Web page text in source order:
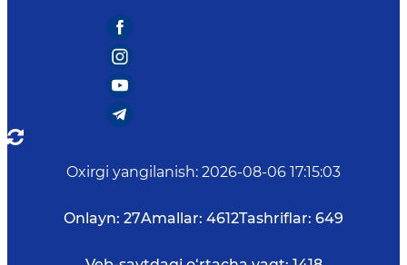
Oxirgi yangilanish: 2026-08-06 17:15:03
Onlayn: 27Amallar: 4612Tashriflar: 649